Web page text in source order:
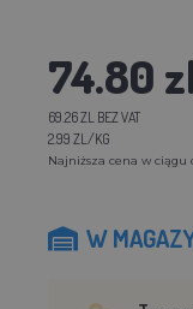
74.80
69.26 ZL BEZ VAT
2.99 ZL/KG
Najniższa cena w ciągu
W